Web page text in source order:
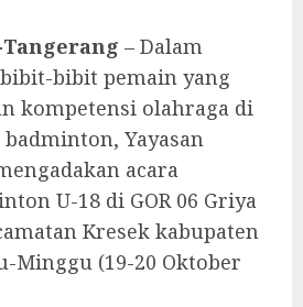
– Dalam
bibit pemain yang
kompetensi olahraga di
Yayasan
acara
U-18 di GOR 06 Griya
Kresek kabupaten
Minggu (19-20 Oktober